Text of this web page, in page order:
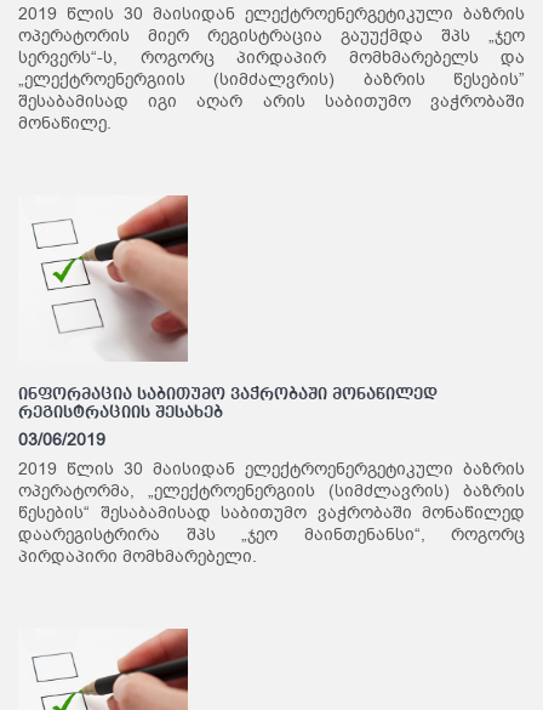
2019 წლის 30 მაისიდან ელექტროენერგეტიკული ბაზრის
ოპერატორის მიერ რეგისტრაცია გაუუქმდა შპს „ჯეო
სერვერს“-ს, როგორც პირდაპირ მომხმარებელს და
„ელექტროენერგიის (სიმძალვრის) ბაზრის წესების”
შესაბამისად იგი აღარ არის საბითუმო ვაჭრობაში
მონაწილე.
ინფორმაცია საბითუმო ვაჭრობაში მონაწილედ
რეგისტრაციის შესახებ
03/06/2019
2019 წლის 30 მაისიდან ელექტროენერგეტიკული ბაზრის
ოპერატორმა, „ელექტროენერგიის (სიმძლავრის) ბაზრის
წესების“ შესაბამისად საბითუმო ვაჭრობაში მონაწილედ
დაარეგისტრირა შპს „ჯეო მაინთენანსი“, როგორც
პირდაპირი მომხმარებელი.